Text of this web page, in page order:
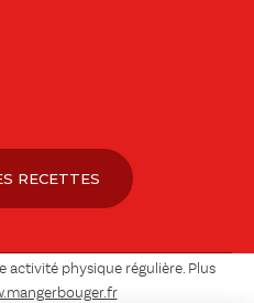
RECETTES
activité physique régulière. Plus